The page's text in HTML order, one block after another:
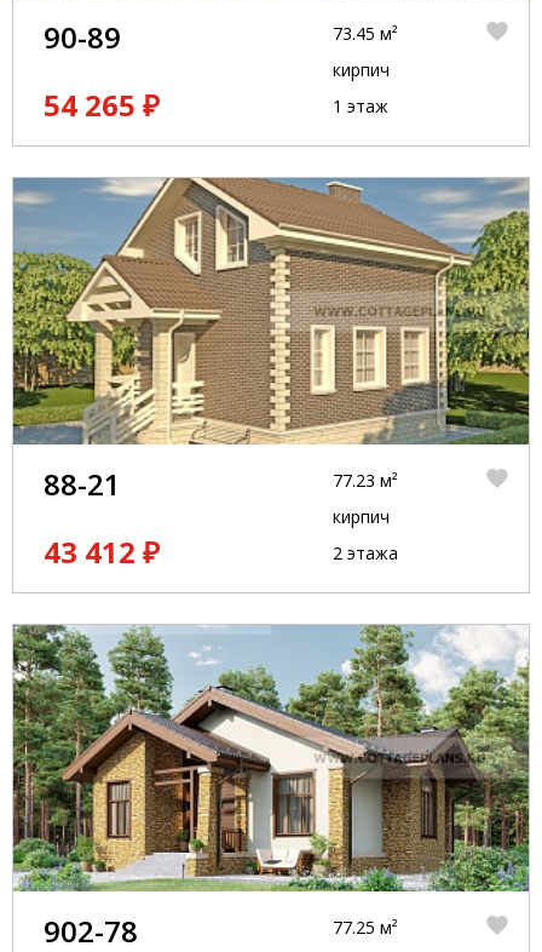
90-89
54 265 ₽
73.45 м²
кирпич
1 этаж
88-21
43 412 ₽
77.23 м²
кирпич
2 этажа
902-78 77.25 м²